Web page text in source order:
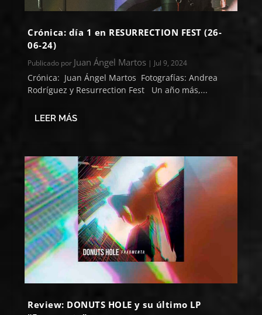
Crónica: día 1 en RESURRECTION FEST (26-
06-24)
Publicado por Juan Ángel Martos | Jul 9, 2024
Crónica: Juan Ángel Martos Fotografías: Andrea
Rodríguez y Resurrection Fest Un año más,...
LEER MÁS
Review: DONUTS HOLE y su último LP